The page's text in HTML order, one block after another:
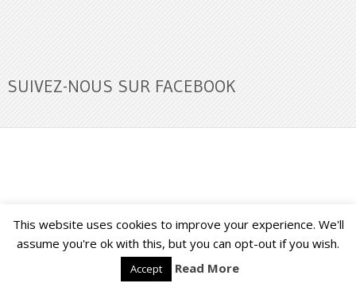
SUIVEZ-NOUS SUR FACEBOOK
Buzz Ultra Copyright © 2026. Back to Top ↑
This website uses cookies to improve your experience. We'll
assume you're ok with this, but you can opt-out if you wish.
Accept Read More
Français English ( Anglais)